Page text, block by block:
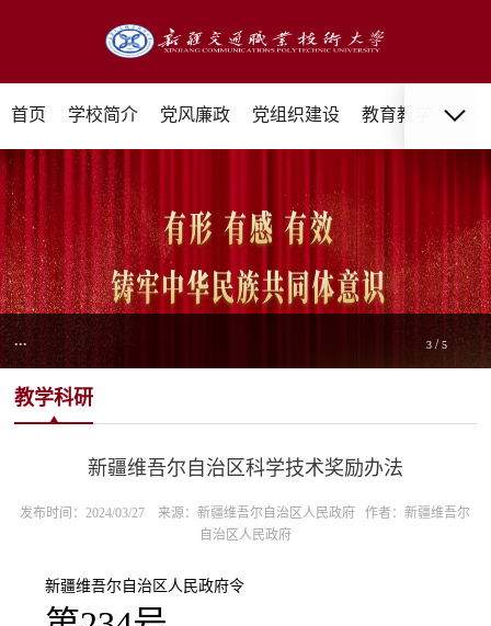
首页 学校简介 党风廉政 党组织建设 教育教学 招
... 3 /5
教学科研
新疆维吾尔自治区科学技术奖励办法
发布时间：2024/03/27 来源：新疆维吾尔自治区人民政府
作者：新疆维吾尔
自治区人民政府
新疆维吾尔自治区人民政府令